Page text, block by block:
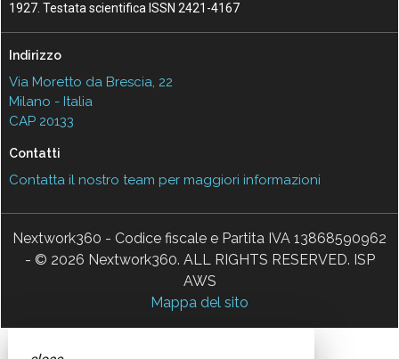
1927. Testata scientifica ISSN 2421-4167
Indirizzo
Via Moretto da Brescia, 22
Milano - Italia
CAP 20133
Contatti
Contatta il nostro team per maggiori informazioni
Nextwork360 - Codice fiscale e Partita IVA 13868590962
- © 2026 Nextwork360. ALL RIGHTS RESERVED. ISP
AWS
Mappa del sito